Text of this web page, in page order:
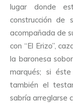
lugar donde
construcción de
acompañada de
con “El Erizo”,
la baronesa
marqués; si
también el
sabría arreglarse